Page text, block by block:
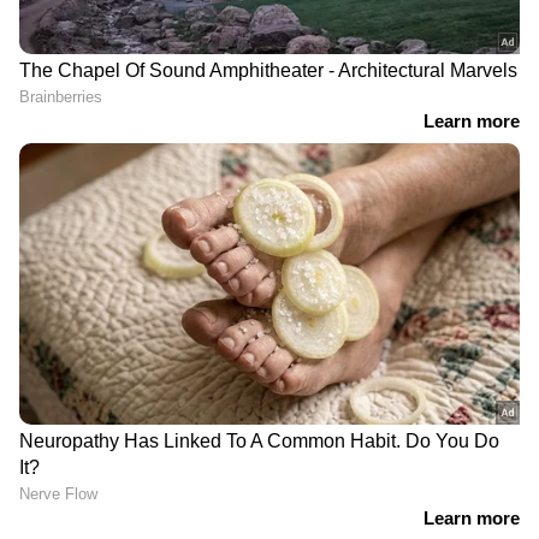
രണ്ടാം വരവിലും
'സേതുമാധവനെ'
സ്വീകരിച്ചോ പ്രേക്ഷകര്‍?
നേടിയ കളക്ഷന്‍
അഡ്വാന്‍സ് ബുക്കിംഗ് ഒരു
വര്‍ഷം മുന്‍പ്, ഇന്ന്
47,000 രൂപ! മറ്റൊരു
ചിത്രത്തിനുമില്ലാത്ത
ഹൈപ്പില്‍ ആ സിനിമ
LATEST VIDEOS